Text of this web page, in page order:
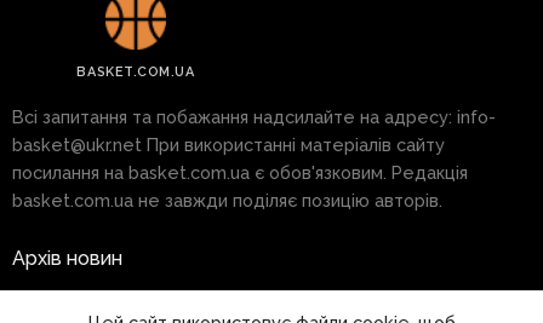
BASKET.COM.UA
Всі запитання та побажання надсилайте на адресу: info-
basket@ukr.net При використанні матеріалів сайту
посилання на basket.com.ua є обов'язковим. Редакція
basket.com.ua не завжди поділяє позицію авторів.
Архів новин